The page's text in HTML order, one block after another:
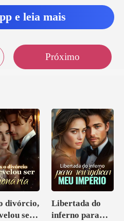
e leia mais
Próximo
divórcio,
ser
Libertada do
inferno para